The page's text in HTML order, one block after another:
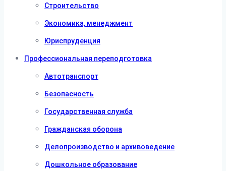
Строительство
Экономика, менеджмент
Юриспруденция
Профессиональная переподготовка
Автотранспорт
Безопасность
Государственная служба
Гражданская оборона
Делопроизводство и архивоведение
Дошкольное образование